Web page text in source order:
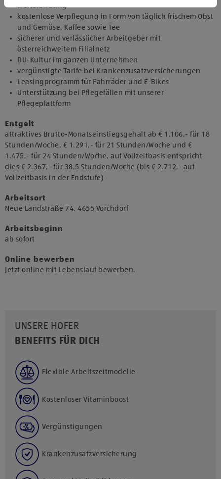
Weiterbildung
kostenlose Verpflegung in Form von täglich frischem Obst
und Gemüse, Kaffee sowie Tee
sicherer und verlässlicher Arbeitgeber mit
österreichweitem Filialnetz
DU-Kultur im ganzen Unternehmen
vergünstigte Tarife bei Krankenzusatzversicherungen
Leasingprogramm für Fahrräder und E-Bikes
Unterstützung bei Pflegefällen mit unserer
Pflegeplattform
Entgelt
attraktives Brutto-Monatseinstiegsgehalt ab € 1.106,- für 18
Stunden/Woche, € 1.291,- für 21 Stunden/Woche und €
1.475,- für 24 Stunden/Woche, auf Vollzeitbasis entspricht
dies € 2.367,- für 38,5 Stunden/Woche (bis € 2.712,- auf
Vollzeitbasis in der Endstufe)
Arbeitsort
​Neue Landstraße 74, 4655 Vorchdorf​
Arbeitsbeginn
​ab sofort​
Online bewerben
Jetzt online mit Lebenslauf bewerben.
UNSERE HOFER
BENEFITS FÜR DICH
Flexible Arbeitszeitmodelle
Kostenloser Vitaminboost
Vergünstigungen
Krankenzusatzversicherung